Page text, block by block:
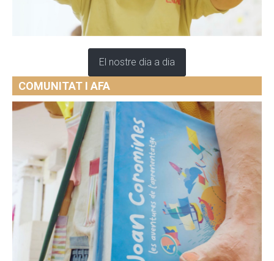
El nostre dia a dia
COMUNITAT I AFA